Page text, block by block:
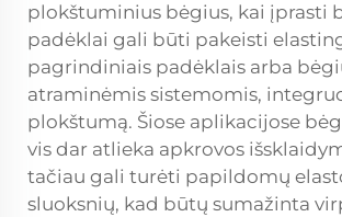
plokštuminius bėgius, kai įprasti
padėklai gali būti pakeisti
pagrindiniais padėklais arba
atraminėmis sistemomis,
plokštumą. Šiose aplikacijose
vis dar atlieka apkrovos
tačiau gali turėti papildomų
sluoksnių, kad būtų sumažinta